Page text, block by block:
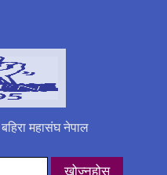
बहिरा महासंघ नेपाल